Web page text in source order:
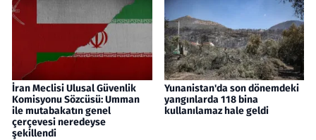
İran Meclisi Ulusal Güvenlik
Komisyonu Sözcüsü: Umman
ile mutabakatın genel
çerçevesi neredeyse
şekillendi
Yunanistan'da son dönemdeki
yangınlarda 118 bina
kullanılamaz hale geldi